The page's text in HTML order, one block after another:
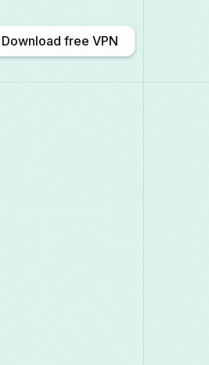
Download free VPN